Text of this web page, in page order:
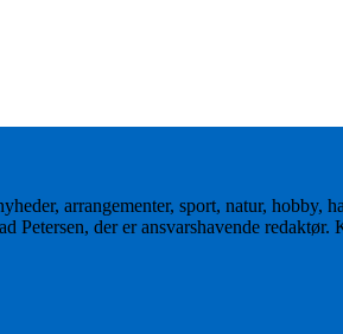
arrangementer, sport, natur, hobby,
Petersen, der er ansvarshavende